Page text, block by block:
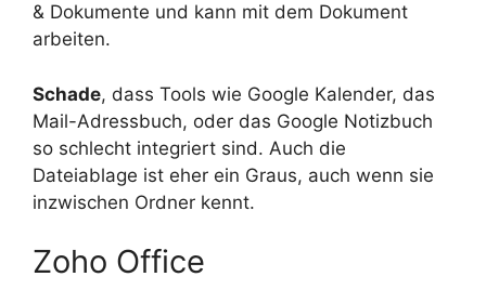
& Dokumente und kann mit dem Dokument
arbeiten.
Schade, dass Tools wie Google Kalender, das
Mail-Adressbuch, oder das Google Notizbuch
so schlecht integriert sind. Auch die
Dateiablage ist eher ein Graus, auch wenn sie
inzwischen Ordner kennt.
Zoho Office